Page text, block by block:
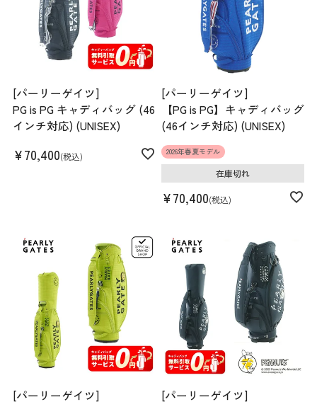
[パーリーゲイツ]
PG is PG キャディバッグ (46
インチ対応) (UNISEX)
¥70,400 税込
[パーリーゲイツ]
【PG is PG】キャディバッグ
(46インチ対応) (UNISEX)
2026年春夏モデル
¥70,400 税込
在庫切れ
[パーリーゲイツ] [パーリーゲイツ]